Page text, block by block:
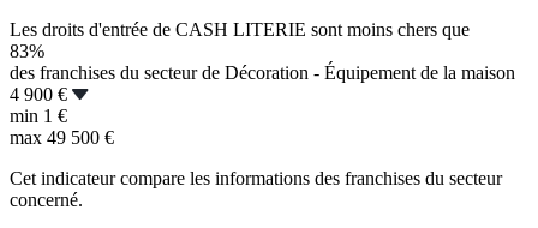
Les droits d'entrée de CASH LITERIE sont moins chers que
83%
des franchises du secteur de Décoration - Équipement de la maison
4 900 €
min 1 €
max 49 500 €
Cet indicateur compare les informations des franchises du secteur
concerné.